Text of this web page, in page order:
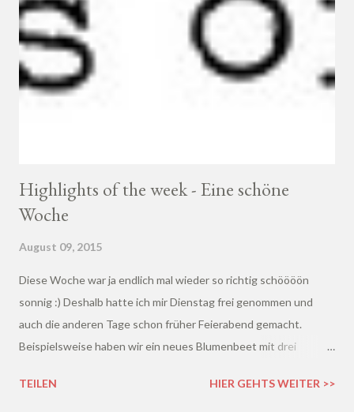
Highlights of the week - Eine schöne
Woche
August 09, 2015
Diese Woche war ja endlich mal wieder so richtig schöööön
sonnig :) Deshalb hatte ich mir Dienstag frei genommen und
auch die anderen Tage schon früher Feierabend gemacht.
Beispielsweise haben wir ein neues Blumenbeet mit drei
TEILEN
HIER GEHTS WEITER >>